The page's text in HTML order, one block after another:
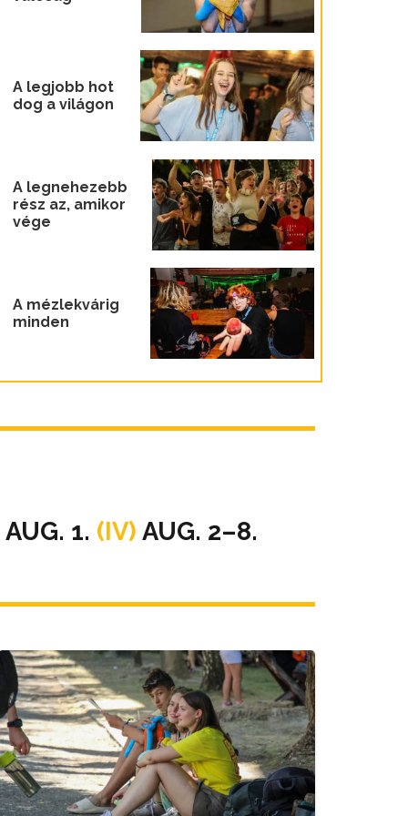
A legjobb hot
dog a világon
A legnehezebb
rész az, amikor
vége
A mézlekvárig
minden
1. (IV) AUG. 2–8.